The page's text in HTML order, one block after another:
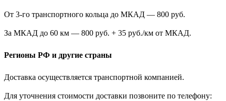
От 3-го транспортного кольца до МКАД — 800 руб.
За МКАД до 60 км — 800 руб. + 35 руб./км от МКАД.
Регионы РФ и другие страны
Доставка осуществляется транспортной компанией.
Для уточнения стоимости доставки позвоните по телефону: